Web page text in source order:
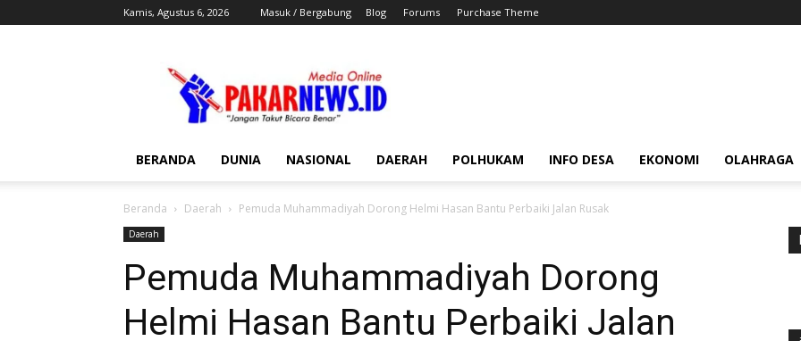
Kamis, Agustus 6, 2026 Masuk / Bergabung Blog Forums Purchase Theme
BERANDA DUNIA NASIONAL DAERAH POLHUKAM INFO DESA EKONOMI OLAHRAGA
Beranda Daerah Pemuda Muhammadiyah Dorong Helmi Hasan Bantu Perbaiki Jalan Rusak
Daerah
Pemuda Muhammadiyah Dorong
Helmi Hasan Bantu Perbaiki Jalan